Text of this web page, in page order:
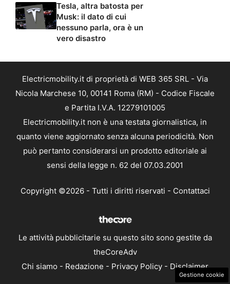
Tesla, altra batosta per
Musk: il dato di cui
nessuno parla, ora è un
vero disastro
Electricmobility.it di proprietà di WEB 365 SRL - Via
Nicola Marchese 10, 00141 Roma (RM) - Codice Fiscale
e Partita I.V.A. 12279101005
Electricmobility.it non è una testata giornalistica, in
quanto viene aggiornato senza alcuna periodicità. Non
può pertanto considerarsi un prodotto editoriale ai
sensi della legge n. 62 del 07.03.2001
Copyright ©2026 - Tutti i diritti riservati - Contattaci
Le attività pubblicitarie su questo sito sono gestite da
theCoreAdv
Chi siamo - Redazione - Privacy Policy - Disclaimer
Gestione cookie